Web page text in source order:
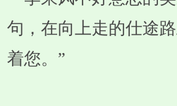
句，在向上走的仕途
着您。”